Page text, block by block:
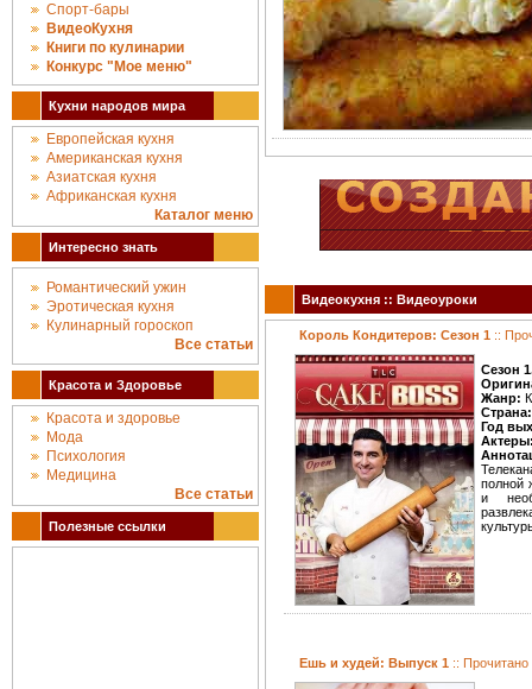
Спорт-бары
ВидеоКухня
Книги по кулинарии
Конкурc "Мое меню"
Кухни народов мира
Европейская кухня
Американская кухня
Азиатская кухня
Африканская кухня
Каталог меню
Интересно знать
Романтический ужин
Эротическая кухня
Кулинарный гороскоп
Все статьи
Красота и Здоровье
Красота и здоровье
Мода
Психология
Медицина
Все статьи
Полезные ссылки
Видеокухня :: Видеоуроки
Король Кондитеров: Сезон 1 ::
Сезон
Жанр:
Страна:
Год
полной
и
Ешь и худей: Выпуск 1 :: Прочитано